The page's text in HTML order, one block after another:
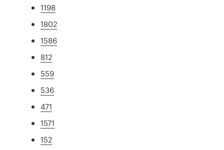
1198
1802
1586
812
559
536
471
1571
152